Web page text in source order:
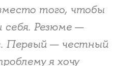
того, чтобы
себя. Резюме —
Первый — честный
я хочу